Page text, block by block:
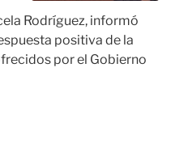
Rodríguez, informó
positiva de la
por el Gobierno